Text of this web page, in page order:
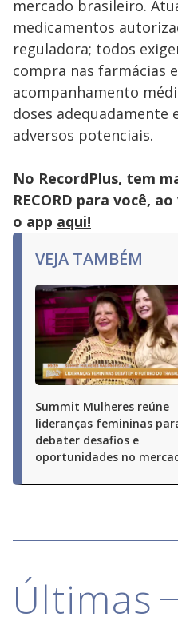
mercado brasileiro.
medicamentos
reguladora; todos
compra nas farmácias
acompanhamento
doses adequadamente
adversos potenciais.
No RecordPlus, tem
RECORD para você,
o app aqui!
VEJA TAMBÉM
Summit Mulheres reúne
lideranças femininas
debater desafios e
oportunidades no
Últimas